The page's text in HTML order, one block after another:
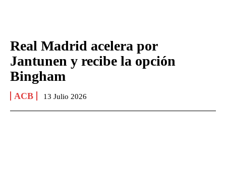
Real Madrid acelera por
Jantunen y recibe la opción
Bingham
ACB 13 Julio 2026